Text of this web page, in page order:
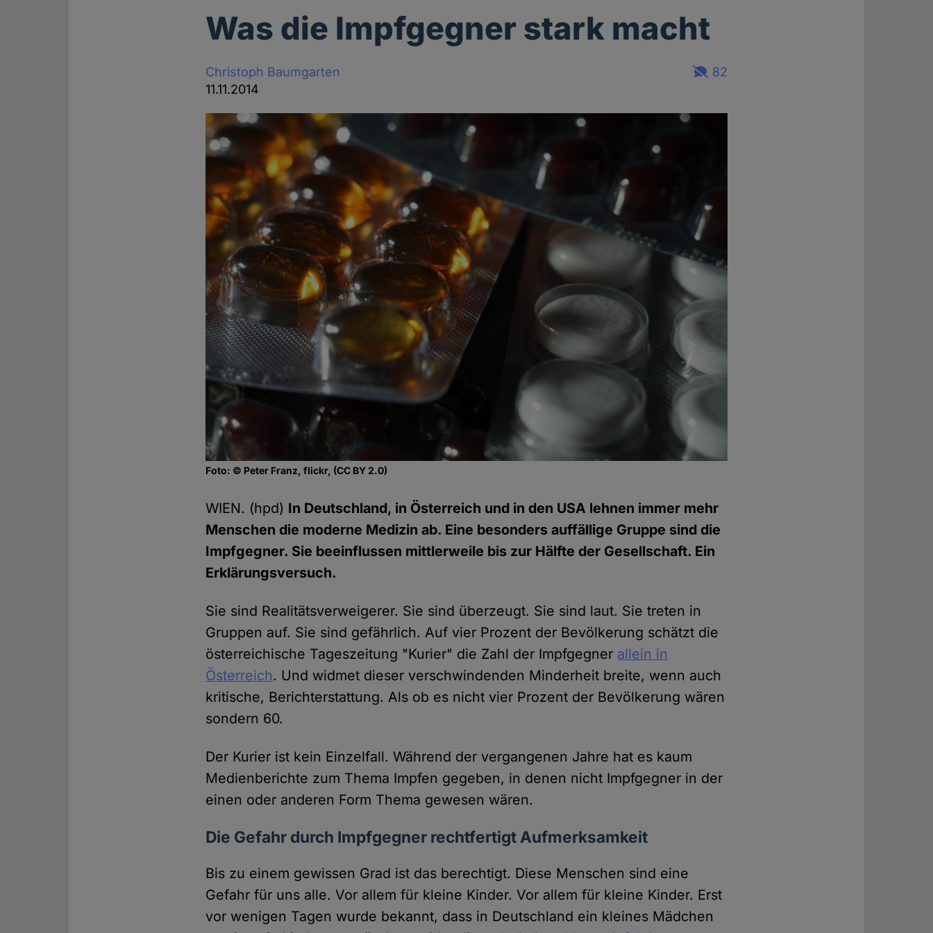
Was die Impfgegner stark macht
Christoph Baumgarten
11.11.2014
82
Foto: © Peter Franz, flickr, (CC BY 2.0)
WIEN. (hpd) In Deutschland, in Österreich und in den USA lehnen immer mehr
Menschen die moderne Medizin ab. Eine besonders auffällige Gruppe sind die
Impfgegner. Sie beeinflussen mittlerweile bis zur Hälfte der Gesellschaft. Ein
Erklärungsversuch.
Sie sind Realitätsverweigerer. Sie sind überzeugt. Sie sind laut. Sie treten in
Gruppen auf. Sie sind gefährlich. Auf vier Prozent der Bevölkerung schätzt die
österreichische Tageszeitung "Kurier" die Zahl der Impfgegner allein in
Österreich. Und widmet dieser verschwindenden Minderheit breite, wenn auch
kritische, Berichterstattung. Als ob es nicht vier Prozent der Bevölkerung wären
sondern 60.
Der Kurier ist kein Einzelfall. Während der vergangenen Jahre hat es kaum
Medienberichte zum Thema Impfen gegeben, in denen nicht Impfgegner in der
einen oder anderen Form Thema gewesen wären.
Die Gefahr durch Impfgegner rechtfertigt Aufmerksamkeit
Bis zu einem gewissen Grad ist das berechtigt. Diese Menschen sind eine
Gefahr für uns alle. Vor allem für kleine Kinder. Vor allem für kleine Kinder. Erst
vor wenigen Tagen wurde bekannt, dass in Deutschland ein kleines Mädchen